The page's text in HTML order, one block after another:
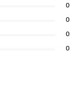
0
0
0
0